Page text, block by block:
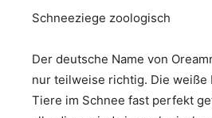
Schneeziege zoologisch
Der deutsche Name von
nur teilweise richtig. Die weiße
Tiere im Schnee fast perfekt